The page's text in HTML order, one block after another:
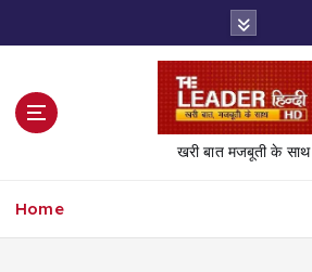
t
खरी बात मजबूती के साथ
Home